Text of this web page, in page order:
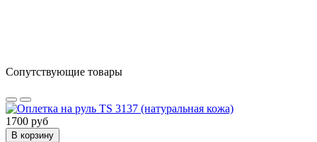
Сопутствующие товары
1700 руб
В корзину